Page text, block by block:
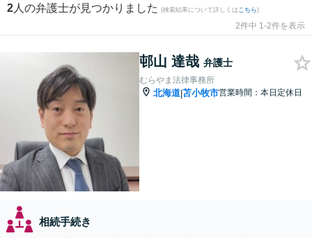
2 人の弁護士が見つかりました (検索結果について詳しくは こちら)
2件中 1-2件を表示
邨山 達哉 弁護士
むらやま法律事務所
北海道|苫小牧市営業時間：本日定休日
相続手続き